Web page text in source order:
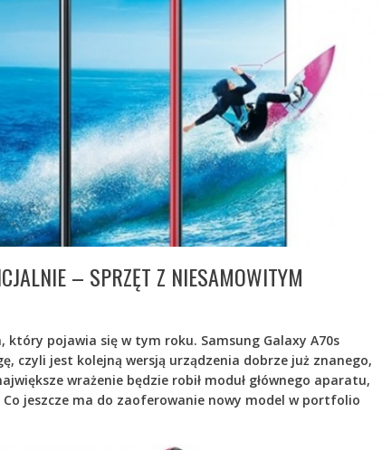
– SPRZĘT Z NIESAMOWITYM
pojawia się w tym roku. Samsung Galaxy A70s
czyli jest kolejną wersją urządzenia dobrze już znanego,
wrażenie będzie robił moduł głównego aparatu,
jeszcze ma do zaoferowanie nowy model w portfolio